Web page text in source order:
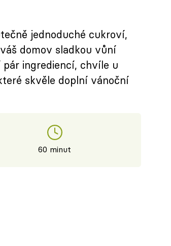
jednoduché cukroví,
domov sladkou vůní
pár ingrediencí, chvíle u
skvěle doplní vánoční
60 minut